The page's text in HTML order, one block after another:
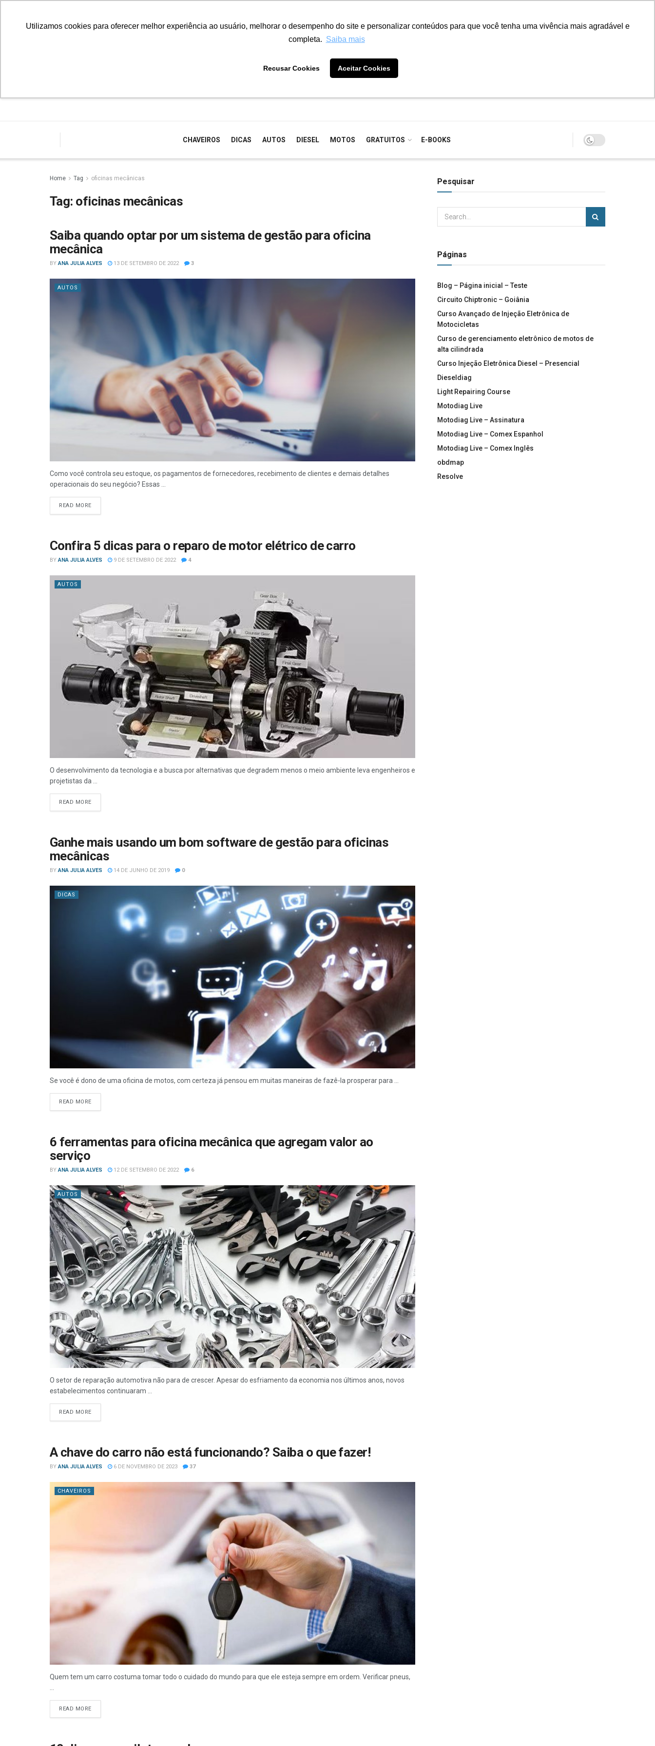
Utilizamos cookies para oferecer melhor experiência ao usuário, melhorar o desempenho do site e personalizar conteúdos para que você tenha uma vivência mais agradável e
completa. Saiba mais
Recusar Cookies Aceitar Cookies
CHAVEIROS DICAS AUTOS DIESEL MOTOS GRATUITOS E-BOOKS
Home Tag oficinas mecânicas
Tag: oficinas mecânicas
Saiba quando optar por um sistema de gestão para oficina
mecânica
BY ANA JULIA ALVES 13 DE SETEMBRO DE 2022 3
AUTOS
Como você controla seu estoque, os pagamentos de fornecedores, recebimento de clientes e demais detalhes
operacionais do seu negócio? Essas ...
READ MORE
Confira 5 dicas para o reparo de motor elétrico de carro
BY ANA JULIA ALVES 9 DE SETEMBRO DE 2022 4
AUTOS
O desenvolvimento da tecnologia e a busca por alternativas que degradem menos o meio ambiente leva engenheiros e
projetistas da ...
READ MORE
Ganhe mais usando um bom software de gestão para oficinas
mecânicas
BY ANA JULIA ALVES 14 DE JUNHO DE 2019 0
DICAS
Se você é dono de uma oficina de motos, com certeza já pensou em muitas maneiras de fazê-la prosperar para ...
READ MORE
6 ferramentas para oficina mecânica que agregam valor ao
serviço
BY ANA JULIA ALVES 12 DE SETEMBRO DE 2022 6
AUTOS
O setor de reparação automotiva não para de crescer. Apesar do esfriamento da economia nos últimos anos, novos
estabelecimentos continuaram ...
READ MORE
A chave do carro não está funcionando? Saiba o que fazer!
BY ANA JULIA ALVES 6 DE NOVEMBRO DE 2023 37
CHAVEIROS
Quem tem um carro costuma tomar todo o cuidado do mundo para que ele esteja sempre em ordem. Verificar pneus,
READ MORE
Pesquisar
Páginas
Blog – Página inicial – Teste
Circuito Chiptronic – Goiânia
Curso Avançado de Injeção Eletrônica de
Motocicletas
Curso de gerenciamento eletrônico de motos de
alta cilindrada
Curso Injeção Eletrônica Diesel – Presencial
Dieseldiag
Light Repairing Course
Motodiag Live
Motodiag Live – Assinatura
Motodiag Live – Comex Espanhol
Motodiag Live – Comex Inglês
obdmap
Resolve